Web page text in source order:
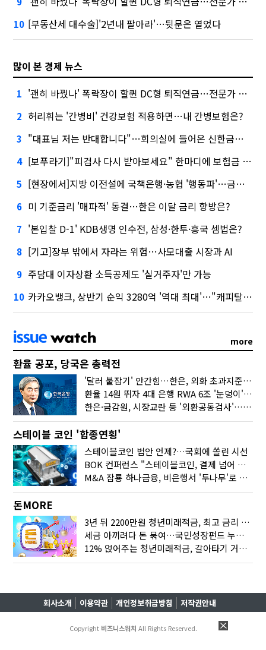
10 [부동산세 대수술]'2년내 팔아라'…뒷문은 열었다
많이 본 경제 뉴스
1 '괜히 바꿨나' 폭락장이 할퀸 DC형 퇴직연금…전문가 조언은
2 허리휘는 '간병비' 건강보험 적용하면…내 간병보험은?
3 "대표님 저는 반대합니다"…회의실에 들어온 신한금융 AI
4 [보푸라기]"피검사 다시 받아보세요" 한마디에 보험금 못 받을 뻔?
5 [현장에서]지방 이전설에 국책은행·농협 '행동파'…금감원 '신중모드'
6 미 기준금리 '매파적' 동결…한은 이달 금리 향방은?
7 '본입찰 D-1' KDB생명 인수전, 삼성·한투·흥국 셈법은?
8 [기고]장부 밖에서 자라는 위험…사모대출 시장과 AI
9 주담대 이자상환 소득공제도 '실거주자'만 가능
10 카카오뱅크, 상반기 순익 3280억 '역대 최대'…"캐피탈, 자산 1조원 이상"
more
환율 공포, 당국은 총력전
'달러 붙잡기' 안간힘…한은, 외화 초과지준에 이자 6개월 더
환율 14원 뛰자 4대 은행 RWA 6조 '눈덩이'…2배 뛴 2분기는?
한은·금감원, 시장교란 등 '외환공동검사'…환율 급등 전방위 대응
스테이블 코인 '합종연횡'
스테이블코인 법안 언제?…국회에 쏠린 시선
BOK 컨퍼런스 "스테이블코인, 결제 넘어 보험 대출 등 금융 연결 도구"
M&A 잠룡 하나금융, 비은행서 '두나무'로 눈돌린 이유는
돈MORE
3년 뒤 2200만원 청년미래적금, 최고 금리 받으려면?
세금 아끼려다 돈 묶여…국민성장펀드 누가 가입하면 좋을까
12% 얹어주는 청년미래적금, 갈아타기 거절 될수 있어요
회사소개 이용약관 개인정보취급방침 저작권안내
Copyright 비즈니스워치 All Rights Reserved.